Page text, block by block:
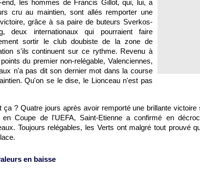
end, les hommes de Francis Gillot, qui, lui, a
cru au maintien, sont allés remporter une
grâce à sa paire de buteurs Sverkos-
deux internationaux qui pourraient faire
sortir le club doubiste de la zone de
s'ils continuent sur ce rythme. Revenu à
du premier non-relégable, Valenciennes,
n'a pas dit son dernier mot dans la course
Qu'on se le dise, le Lionceau n'est pas
ça ? Quatre jours après avoir remporté une brillante
en Coupe de l'UEFA, Saint-Etienne a confirmé en
. Toujours relégables, les Verts ont malgré tout prouvé
en baisse